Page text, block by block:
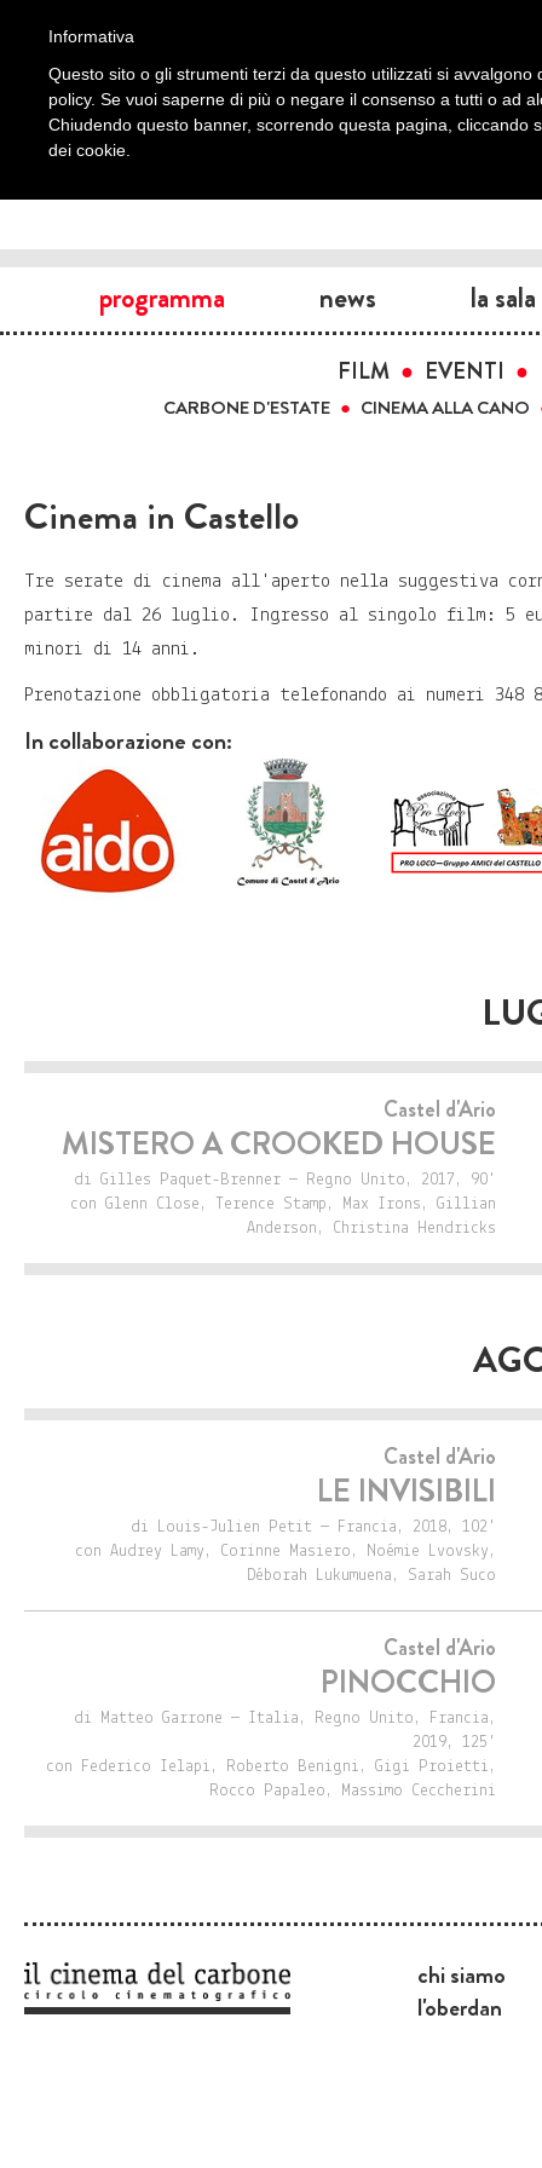
programma news la sala
FILM EVENTI
CARBONE D'ESTATE CINEMA ALLA CANO
Cinema in Castello
Tre serate di cinema all'aperto nella suggestiva
partire dal 26 luglio. Ingresso al singolo film: 5
minori di 14 anni.
Prenotazione obbligatoria telefonando ai numeri 348
In collaborazione con:
Castel d'Ario
MISTERO A CROOKED HOUSE
di Gilles Paquet-Brenner — Regno Unito, 2017, 90'
con Glenn Close, Terence Stamp, Max Irons, Gillian
Anderson, Christina Hendricks
Castel d'Ario
LE INVISIBILI
di Louis-Julien Petit — Francia, 2018, 102'
con Audrey Lamy, Corinne Masiero, Noémie Lvovsky,
Déborah Lukumuena, Sarah Suco
Castel d'Ario
PINOCCHIO
di Matteo Garrone — Italia, Regno Unito, Francia,
2019, 125'
con Federico Ielapi, Roberto Benigni, Gigi Proietti,
Rocco Papaleo, Massimo Ceccherini
chi siamo
l'oberdan
Informativa
Questo sito o gli strumenti terzi da questo utilizzati si
policy. Se vuoi saperne di più o negare il consenso a tutti o ad
Chiudendo questo banner, scorrendo questa pagina, cliccando
dei cookie.